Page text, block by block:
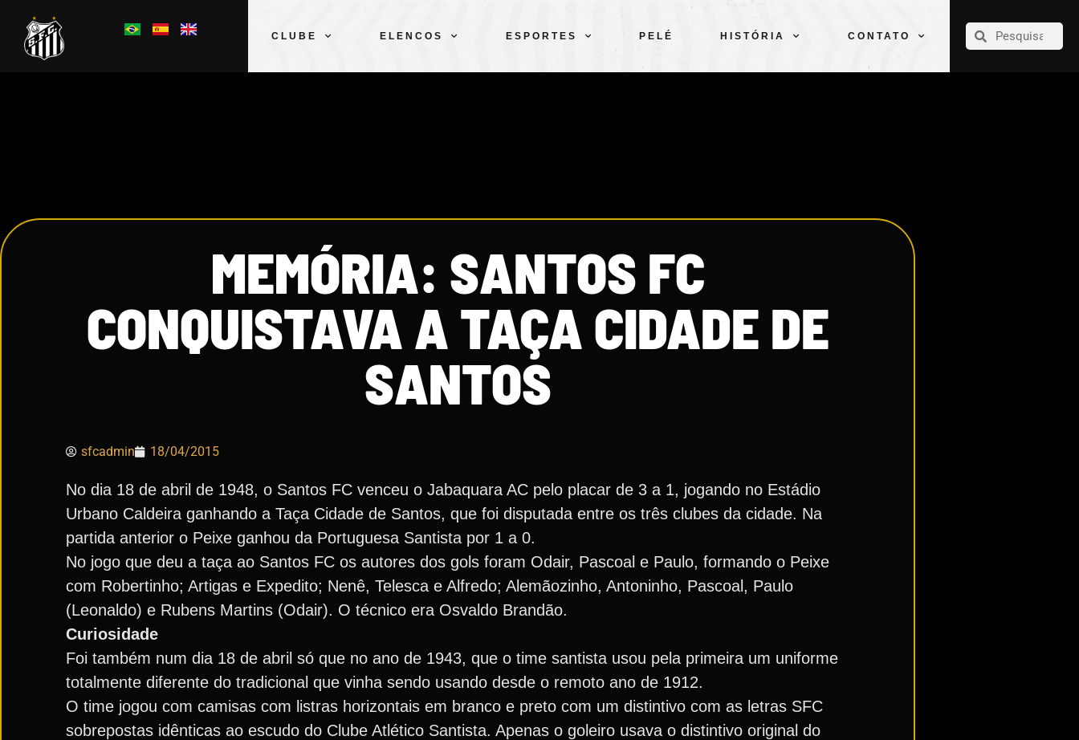
CLUBE ELENCOS ESPORTES PELÉ HISTÓRIA CONTATO
CLUBE
MEMÓRIA: SANTOS FC
CONQUISTAVA A TAÇA CIDADE DE
SANTOS
sfcadmin 18/04/2015
No dia 18 de abril de 1948, o Santos FC venceu o Jabaquara AC pelo placar de 3 a 1, jogando no Estádio
Urbano Caldeira ganhando a Taça Cidade de Santos, que foi disputada entre os três clubes da cidade. Na
partida anterior o Peixe ganhou da Portuguesa Santista por 1 a 0.
No jogo que deu a taça ao Santos FC os autores dos gols foram Odair, Pascoal e Paulo, formando o Peixe
com Robertinho; Artigas e Expedito; Nenê, Telesca e Alfredo; Alemãozinho, Antoninho, Pascoal, Paulo
(Leonaldo) e Rubens Martins (Odair). O técnico era Osvaldo Brandão.
Curiosidade
Foi também num dia 18 de abril só que no ano de 1943, que o time santista usou pela primeira um uniforme
totalmente diferente do tradicional que vinha sendo usando desde o remoto ano de 1912.
O time jogou com camisas com listras horizontais em branco e preto com um distintivo com as letras SFC
sobrepostas idênticas ao escudo do Clube Atlético Santista. Apenas o goleiro usava o distintivo original do